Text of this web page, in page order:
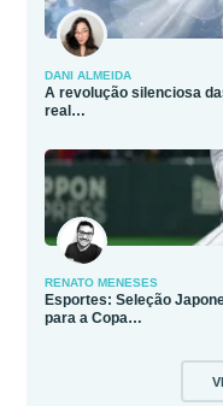
DANI ALMEIDA
A revolução silenciosa
real…
RENATO MENESES
Esportes: Seleção
para a Copa…